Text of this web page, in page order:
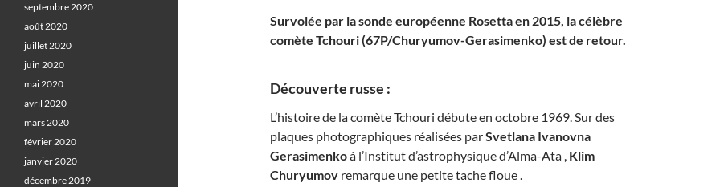
Survolée par la sonde européenne Rosetta en 2015, la célèbre
comète Tchouri (67P/Churyumov-Gerasimenko) est de retour.
Découverte russe :
L’histoire de la comète Tchouri débute en octobre 1969. Sur des
plaques photographiques réalisées parSvetlana Ivanovna
Gerasimenkoà l’Institut d’astrophysique d’Alma-Ata , Klim
Churyumov remarque une petite tache floue .
septembre 2020
août 2020
juillet 2020
juin 2020
mai 2020
avril 2020
mars 2020
février 2020
janvier 2020
décembre 2019